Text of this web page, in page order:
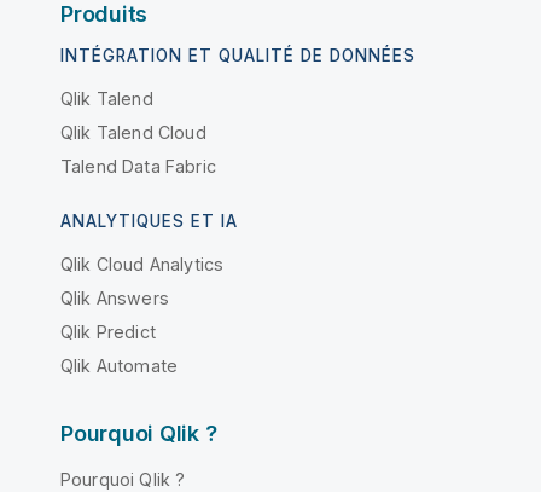
Produits
INTÉGRATION ET QUALITÉ DE DONNÉES
Qlik Talend
Qlik Talend Cloud
Talend Data Fabric
ANALYTIQUES ET IA
Qlik Cloud Analytics
Qlik Answers
Qlik Predict
Qlik Automate
Pourquoi Qlik ?
Pourquoi Qlik ?